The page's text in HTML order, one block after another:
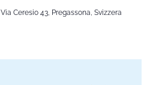
Via Ceresio 43, Pregassona, Svizzera